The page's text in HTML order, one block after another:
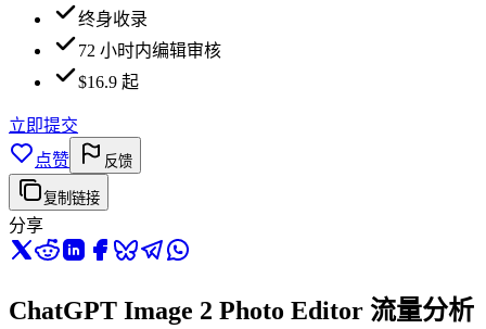
终身收录
72 小时内编辑审核
$16.9 起
立即提交
点赞
反馈
复制链接
分享
ChatGPT Image 2 Photo Editor 流量分析